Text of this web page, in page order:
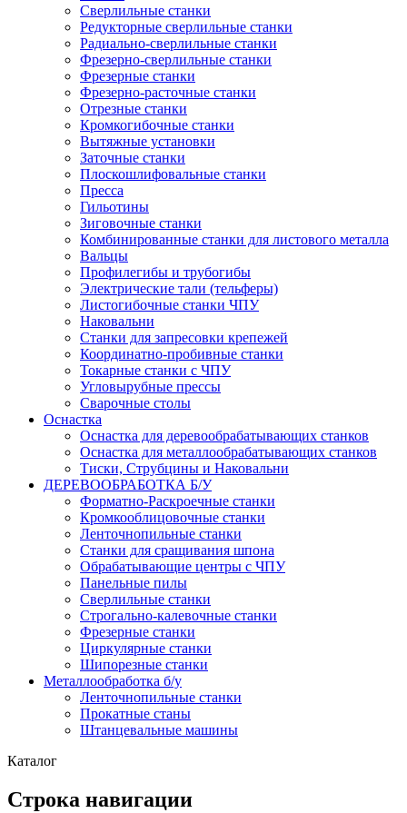
Сверлильные станки
Редукторные сверлильные станки
Радиально-сверлильные станки
Фрезерно-сверлильные станки
Фрезерные станки
Фрезерно-расточные станки
Отрезные станки
Кромкогибочные станки
Вытяжные установки
Заточные станки
Плоскошлифовальные станки
Пресса
Гильотины
Зиговочные станки
Комбинированные станки для листового металла
Вальцы
Профилегибы и трубогибы
Электрические тали (тельферы)
Листогибочные станки ЧПУ
Наковальни
Станки для запресовки крепежей
Координатно-пробивные станки
Токарные станки с ЧПУ
Угловырубные прессы
Сварочные столы
Оснастка
Оснастка для деревообрабатывающих станков
Оснастка для металлообрабатывающих станков
Тиски, Струбцины и Наковальни
ДЕРЕВООБРАБОТКА Б/У
Форматно-Раскроечные станки
Кромкооблицовочные станки
Ленточнопильные станки
Станки для сращивания шпона
Обрабатывающие центры с ЧПУ
Панельные пилы
Сверлильные станки
Строгально-калевочные станки
Фрезерные станки
Циркулярные станки
Шипорезные станки
Металлообработка б/у
Ленточнопильные станки
Прокатные станы
Штанцевальные машины
Каталог
Строка навигации